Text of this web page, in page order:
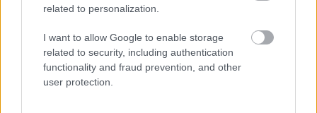
related to personalization.
I want to allow Google to enable storage
related to security, including authentication
functionality and fraud prevention, and other
user protection.